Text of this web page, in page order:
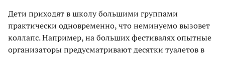
Дети приходят в школу большими группами
практически одновременно, что неминуемо вызовет
коллапс. Например, на больших фестивалях опытные
организаторы предусматривают десятки туалетов в